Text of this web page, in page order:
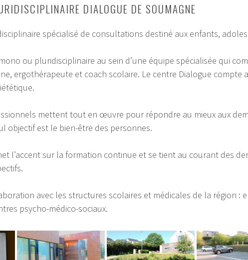
DIALOGUE DE SOUMAGNE
spécialisé de consultations destiné aux enfants,
ou pluridisciplinaire au sein d’une équipe spécialisée qui
ergothérapeute et coach scolaire. Le centre Dialogue compte
mettent tout en œuvre pour répondre au mieux aux
objectif est le bien-être des personnes.
l’accent sur la formation continue et se tient au courant des
avec les structures scolaires et médicales de la région :
psycho-médico-sociaux.